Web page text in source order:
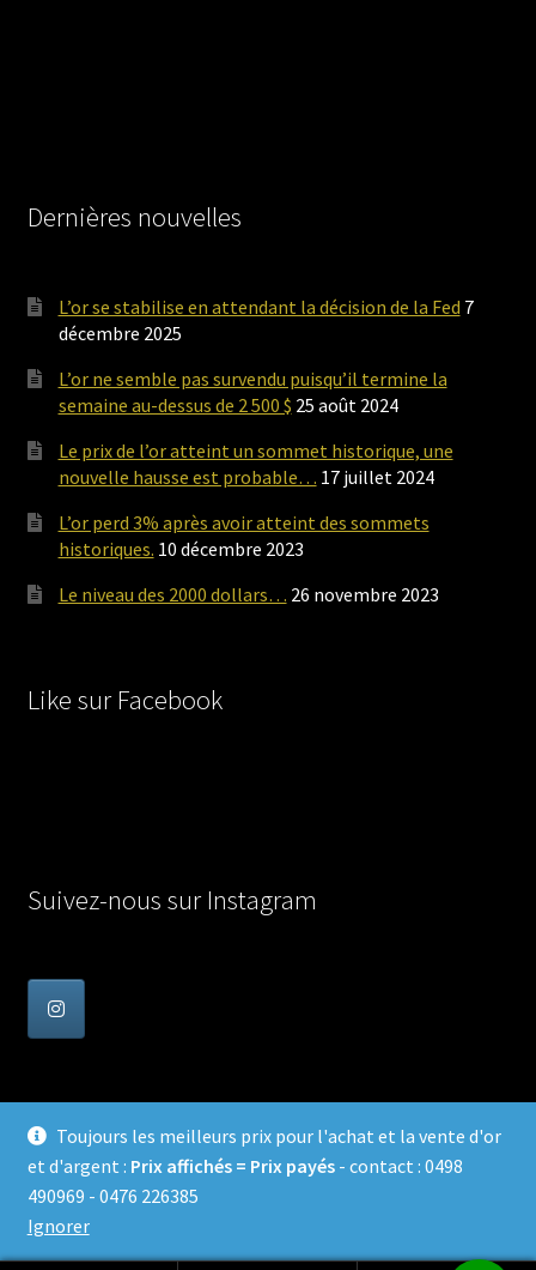
Toujours les meilleurs prix pour l'achat et la vente d'or
et d'argent : Prix affichés = Prix payés- contact : 0498
490969 - 0476 226385
Ignorer
Dernières nouvelles
L’or se stabilise en attendant la décision de la Fed 7
décembre 2025
L’or ne semble pas survendu puisqu’il termine la
semaine au-dessus de 2 500 $ 25 août 2024
Le prix de l’or atteint un sommet historique, une
nouvelle hausse est probable… 17 juillet 2024
L’or perd 3% après avoir atteint des sommets
historiques. 10 décembre 2023
Le niveau des 2000 dollars… 26 novembre 2023
Like sur Facebook
Suivez-nous sur Instagram
© Achat Or en Belgique 2026
Confidentialité
Built with WooCommerce